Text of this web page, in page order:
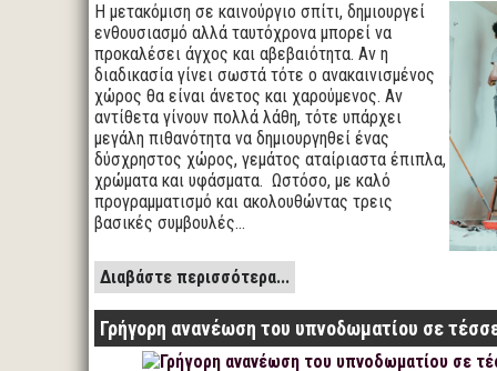
Η μετακόμιση σε καινούργιο σπίτι, δημιουργεί
ενθουσιασμό αλλά ταυτόχρονα μπορεί να
προκαλέσει άγχος και αβεβαιότητα. Αν η
διαδικασία γίνει σωστά τότε ο ανακαινισμένος
χώρος θα είναι άνετος και χαρούμενος. Αν
αντίθετα γίνουν πολλά λάθη, τότε υπάρχει
μεγάλη πιθανότητα να δημιουργηθεί ένας
δύσχρηστος χώρος, γεμάτος αταίριαστα έπιπλα,
χρώματα και υφάσματα. Ωστόσο, με καλό
προγραμματισμό και ακολουθώντας τρεις
βασικές συμβουλές…
Διαβάστε περισσότερα...
Γρήγορη ανανέωση του υπνοδωματίου σε